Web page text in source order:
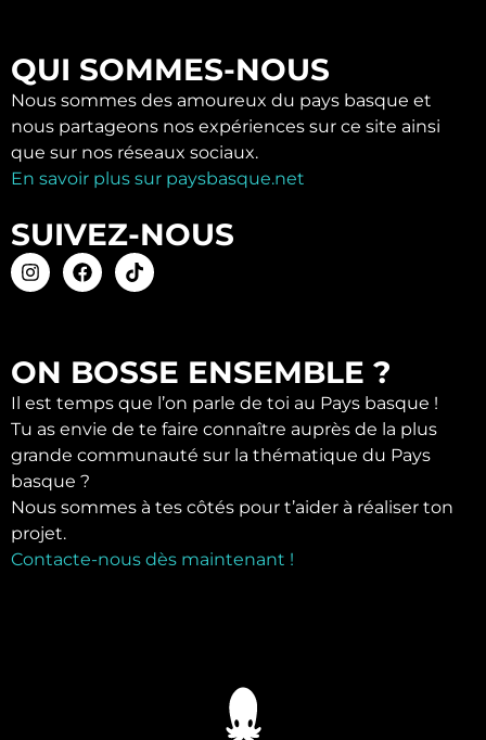
QUI SOMMES-NOUS
Nous sommes des amoureux du pays basque et
nous partageons nos expériences sur ce site ainsi
que sur nos réseaux sociaux.
En savoir plus sur paysbasque.net
SUIVEZ-NOUS
ON BOSSE ENSEMBLE ?
Il est temps que l’on parle de toi au Pays basque !
Tu as envie de te faire connaître auprès de la plus
grande communauté sur la thématique du Pays
basque ?
Nous sommes à tes côtés pour t’aider à réaliser ton
projet.
Contacte-nous dès maintenant !